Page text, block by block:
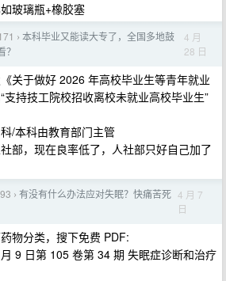
玻璃瓶+橡胶塞
› 本科毕业又能读大专了，全国多地鼓
4 月
28 日
关于做好 2026 年高校毕业生等青年就业
支持技工院校招收离校未就业高校毕业生”
/本科由教育部门主管
部，现在良率低了，人社部只好自己加了
› 有没有什么办法应对失眠？快痛苦死 4 月 7
日
物分类，搜下免费 PDF:
9 日第 105 卷第 34 期 失眠症诊断和治疗